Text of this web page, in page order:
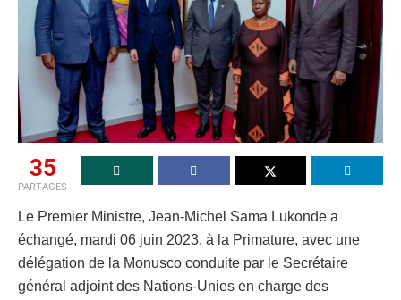
35
PARTAGES
Le Premier Ministre, Jean-Michel Sama Lukonde a
échangé, mardi 06 juin 2023, à la Primature, avec une
délégation de la Monusco conduite par le Secrétaire
général adjoint des Nations-Unies en charge des